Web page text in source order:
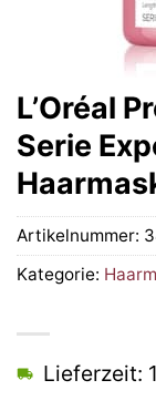
L’Oréal
Serie
Lieferzeit:
Artikelnummer:
Kategorie: